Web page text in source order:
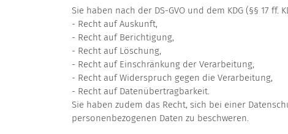
Sie haben nach der DS-GVO und dem KDG (§§ 17
- Recht auf Auskunft,
- Recht auf Berichtigung,
- Recht auf Löschung,
- Recht auf Einschränkung der Verarbeitung,
- Recht auf Widerspruch gegen die Verarbeitung,
- Recht auf Datenübertragbarkeit.
Sie haben zudem das Recht, sich bei einer
personenbezogenen Daten zu beschweren.